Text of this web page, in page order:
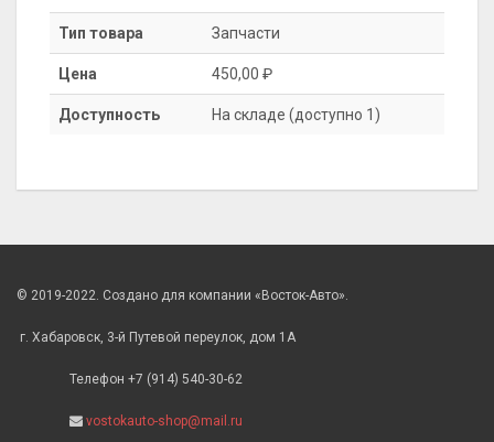
Тип товара Запчасти
Цена 450,00 ₽
Доступность На складе (доступно 1)
© 2019-2022. Создано для компании «Восток-Авто».
г. Хабаровск, 3-й Путевой переулок, дом 1А
Телефон +7 (914) 540-30-62
vostokauto-shop@mail.ru